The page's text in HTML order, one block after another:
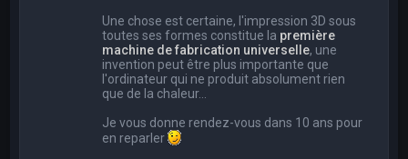
Une chose est certaine, l'impression 3D sous
toutes ses formes constitue la première
machine de fabrication universelle, une
invention peut être plus importante que
l'ordinateur qui ne produit absolument rien
que de la chaleur...
Je vous donne rendez-vous dans 10 ans pour
en reparler